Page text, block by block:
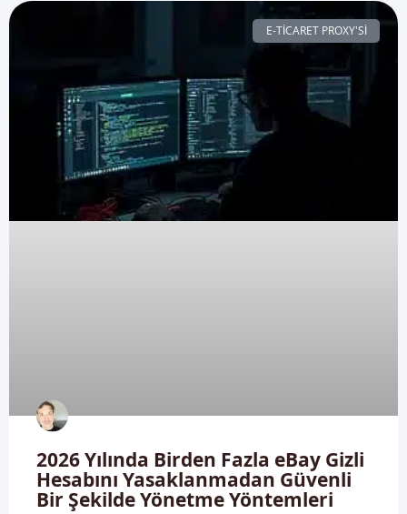
E-TICARET PROXY'SI
2026 Yılında Birden Fazla eBay Gizli
Hesabını Yasaklanmadan Güvenli
Bir Şekilde Yönetme Yöntemleri